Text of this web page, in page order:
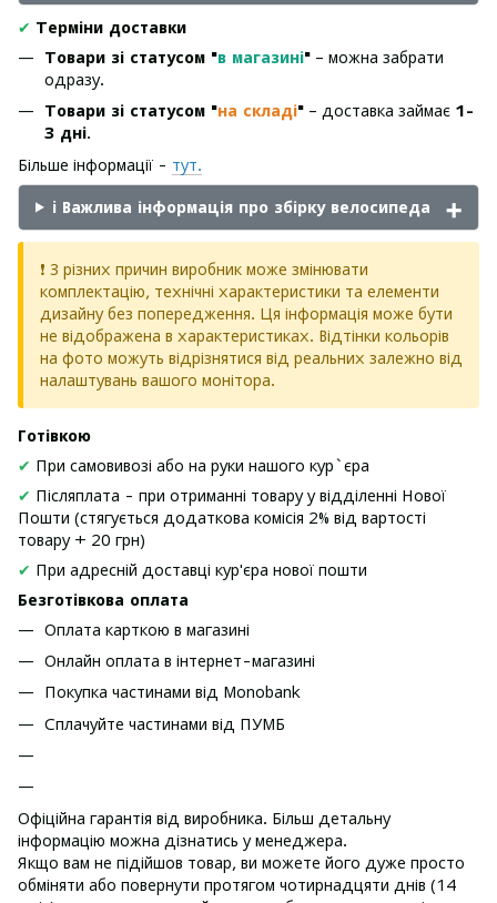
✔ Терміни доставки
Товари зі статусом "в магазині" – можна забрати
одразу.
Товари зі статусом "на складі" – доставка займає 1-
3 дні.
Більше інформації - тут.
ℹ️ Важлива інформація про збірку велосипеда
❗ З різних причин виробник може змінювати
комплектацію, технічні характеристики та елементи
дизайну без попередження. Ця інформація може бути
не відображена в характеристиках. Відтінки кольорів
на фото можуть відрізнятися від реальних залежно від
налаштувань вашого монітора.
Готівкою
✔ При самовивозі або на руки нашого кур`єра
✔ Післяплата - при отриманні товару у відділенні Нової
Пошти (стягується додаткова комісія 2% від вартості
товару + 20 грн)
✔ При адресній доставці кур'єра нової пошти
Безготівкова оплата
Оплата карткою в магазині
Онлайн оплата в інтернет-магазині
Покупка частинами від Monobank
Сплачуйте частинами від ПУМБ
Офіційна гарантія від виробника. Більш детальну
інформацію можна дізнатись у менеджера.
Якщо вам не підійшов товар, ви можете його дуже просто
обміняти або повернути протягом чотирнадцяти днів (14